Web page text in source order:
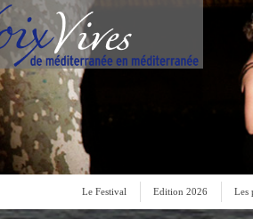
Le Festival Edition 2026 Les